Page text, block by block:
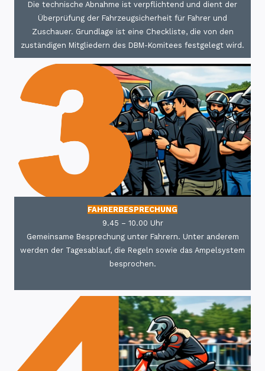
Die technische Abnahme ist verpflichtend und dient der
Überprüfung der Fahrzeugsicherheit für Fahrer und
Zuschauer. Grundlage ist eine Checkliste, die von den
zuständigen Mitgliedern des DBM-Komitees festgelegt wird.
FAHRERBESPRECHUNG
9.45 – 10.00 Uhr
Gemeinsame Besprechung unter Fahrern. Unter anderem
werden der Tagesablauf, die Regeln sowie das Ampelsystem
besprochen.